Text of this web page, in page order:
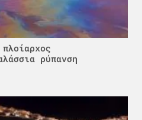
ρύπανση